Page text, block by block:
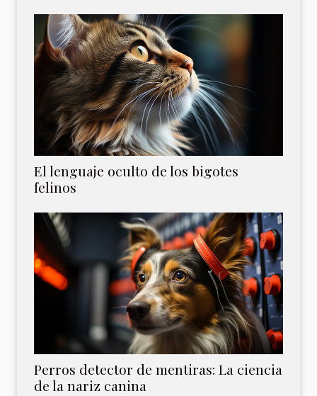
El lenguaje oculto de los bigotes
felinos
Perros detector de mentiras: La ciencia
de la nariz canina